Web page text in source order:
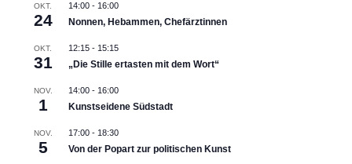
OKT.
24
14:00- 16:00
Nonnen, Hebammen, Chefärztinnen
OKT.
31
12:15- 15:15
„Die Stille ertasten mit dem Wort“
NOV.
1
14:00- 16:00
Kunstseidene Südstadt
NOV.
5
17:00- 18:30
Von der Popart zur politischen Kunst